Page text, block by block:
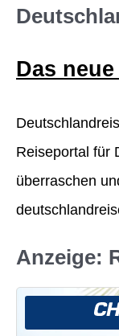
c
e
n
a
c
h
Das
Reiseportal für
überraschen
Anzeige: